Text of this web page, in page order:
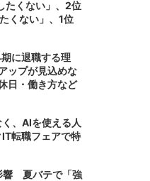
くない」、2位
くない」、1位
に退職する理
ップが見込めな
日・働き方など
、AIを使える人
転職フェアで特
響 夏バテで「強